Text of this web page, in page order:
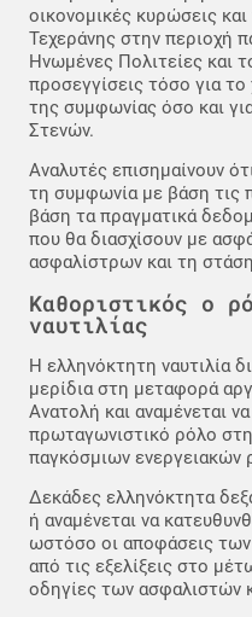
οικονομικές κυρώσεις
Τεχεράνης στην περιοχή
Ηνωμένες Πολιτείες και
προσεγγίσεις τόσο για
της συμφωνίας όσο και
Στενών.
Αναλυτές επισημαίνουν
τη συμφωνία με βάση τις
βάση τα πραγματικά
που θα διασχίσουν με
ασφαλίστρων και τη
Καθοριστικός ο
ναυτιλίας
Η ελληνόκτητη ναυτιλία
μερίδια στη μεταφορά
Ανατολή και αναμένεται
πρωταγωνιστικό ρόλο
παγκόσμιων ενεργειακών
Δεκάδες ελληνόκτητα
ή αναμένεται να
ωστόσο οι αποφάσεις
από τις εξελίξεις στο
οδηγίες των ασφαλιστών